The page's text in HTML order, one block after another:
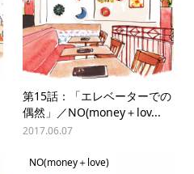
第15話：「エレベーターでの
偶然」／NO(money＋lov...
2017.06.07
NO(money＋love)